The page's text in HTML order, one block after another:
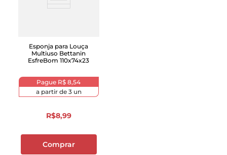
Esponja para Louça
Multiuso Bettanin
EsfreBom 110x74x23
Pague R$ 8,54
a partir de 3un
R$8,99
Comprar